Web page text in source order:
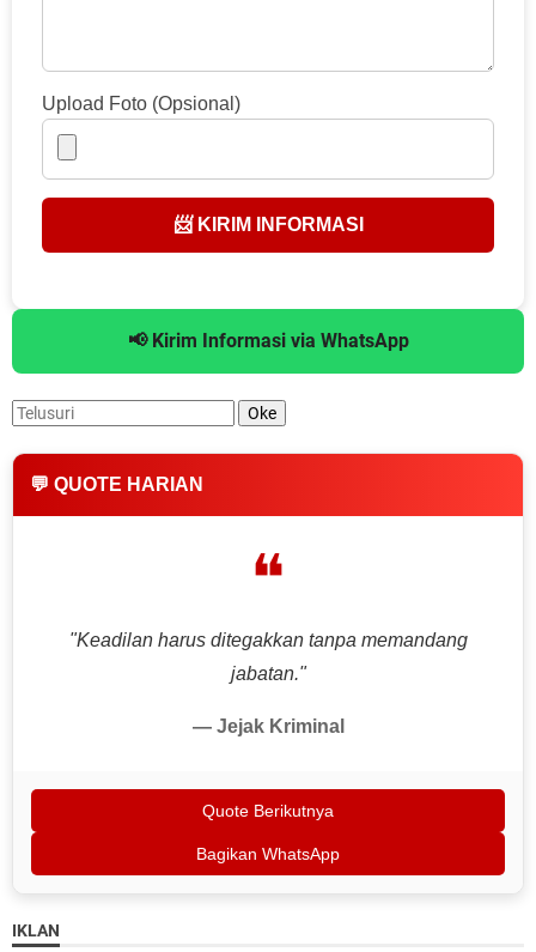
Upload Foto (Opsional)
📨 KIRIM INFORMASI
📢 Kirim Informasi via WhatsApp
💬 QUOTE HARIAN
❝
"Keadilan harus ditegakkan tanpa memandang
jabatan."
— Jejak Kriminal
Quote Berikutnya
Bagikan WhatsApp
IKLAN